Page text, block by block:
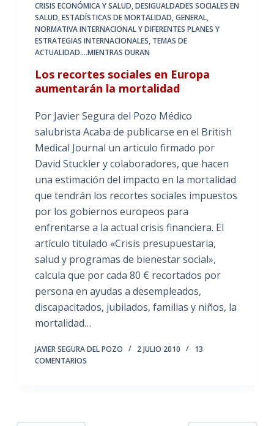
CRISIS ECONÓMICA Y SALUD,DESIGUALDADES SOCIALES EN
SALUD,ESTADÍSTICAS DE MORTALIDAD,GENERAL,
NORMATIVA INTERNACIONAL Y DIFERENTES PLANES Y
ESTRATEGIAS INTERNACIONALES, TEMAS DE
ACTUALIDAD....MIENTRAS DURAN
Los recortes sociales en Europa
aumentarán la mortalidad
Por Javier Segura del Pozo Médico
salubrista Acaba de publicarse en el British
Medical Journal un articulo firmado por
David Stuckler y colaboradores, que hacen
una estimación del impacto en la mortalidad
que tendrán los recortes sociales impuestos
por los gobiernos europeos para
enfrentarse a la actual crisis financiera. El
artículo titulado «Crisis presupuestaria,
salud y programas de bienestar social»,
calcula que por cada 80 € recortados por
persona en ayudas a desempleados,
discapacitados, jubilados, familias y niños, la
mortalidad…
JAVIER SEGURA DEL POZO 2 JULIO 2010
13
COMENTARIOS